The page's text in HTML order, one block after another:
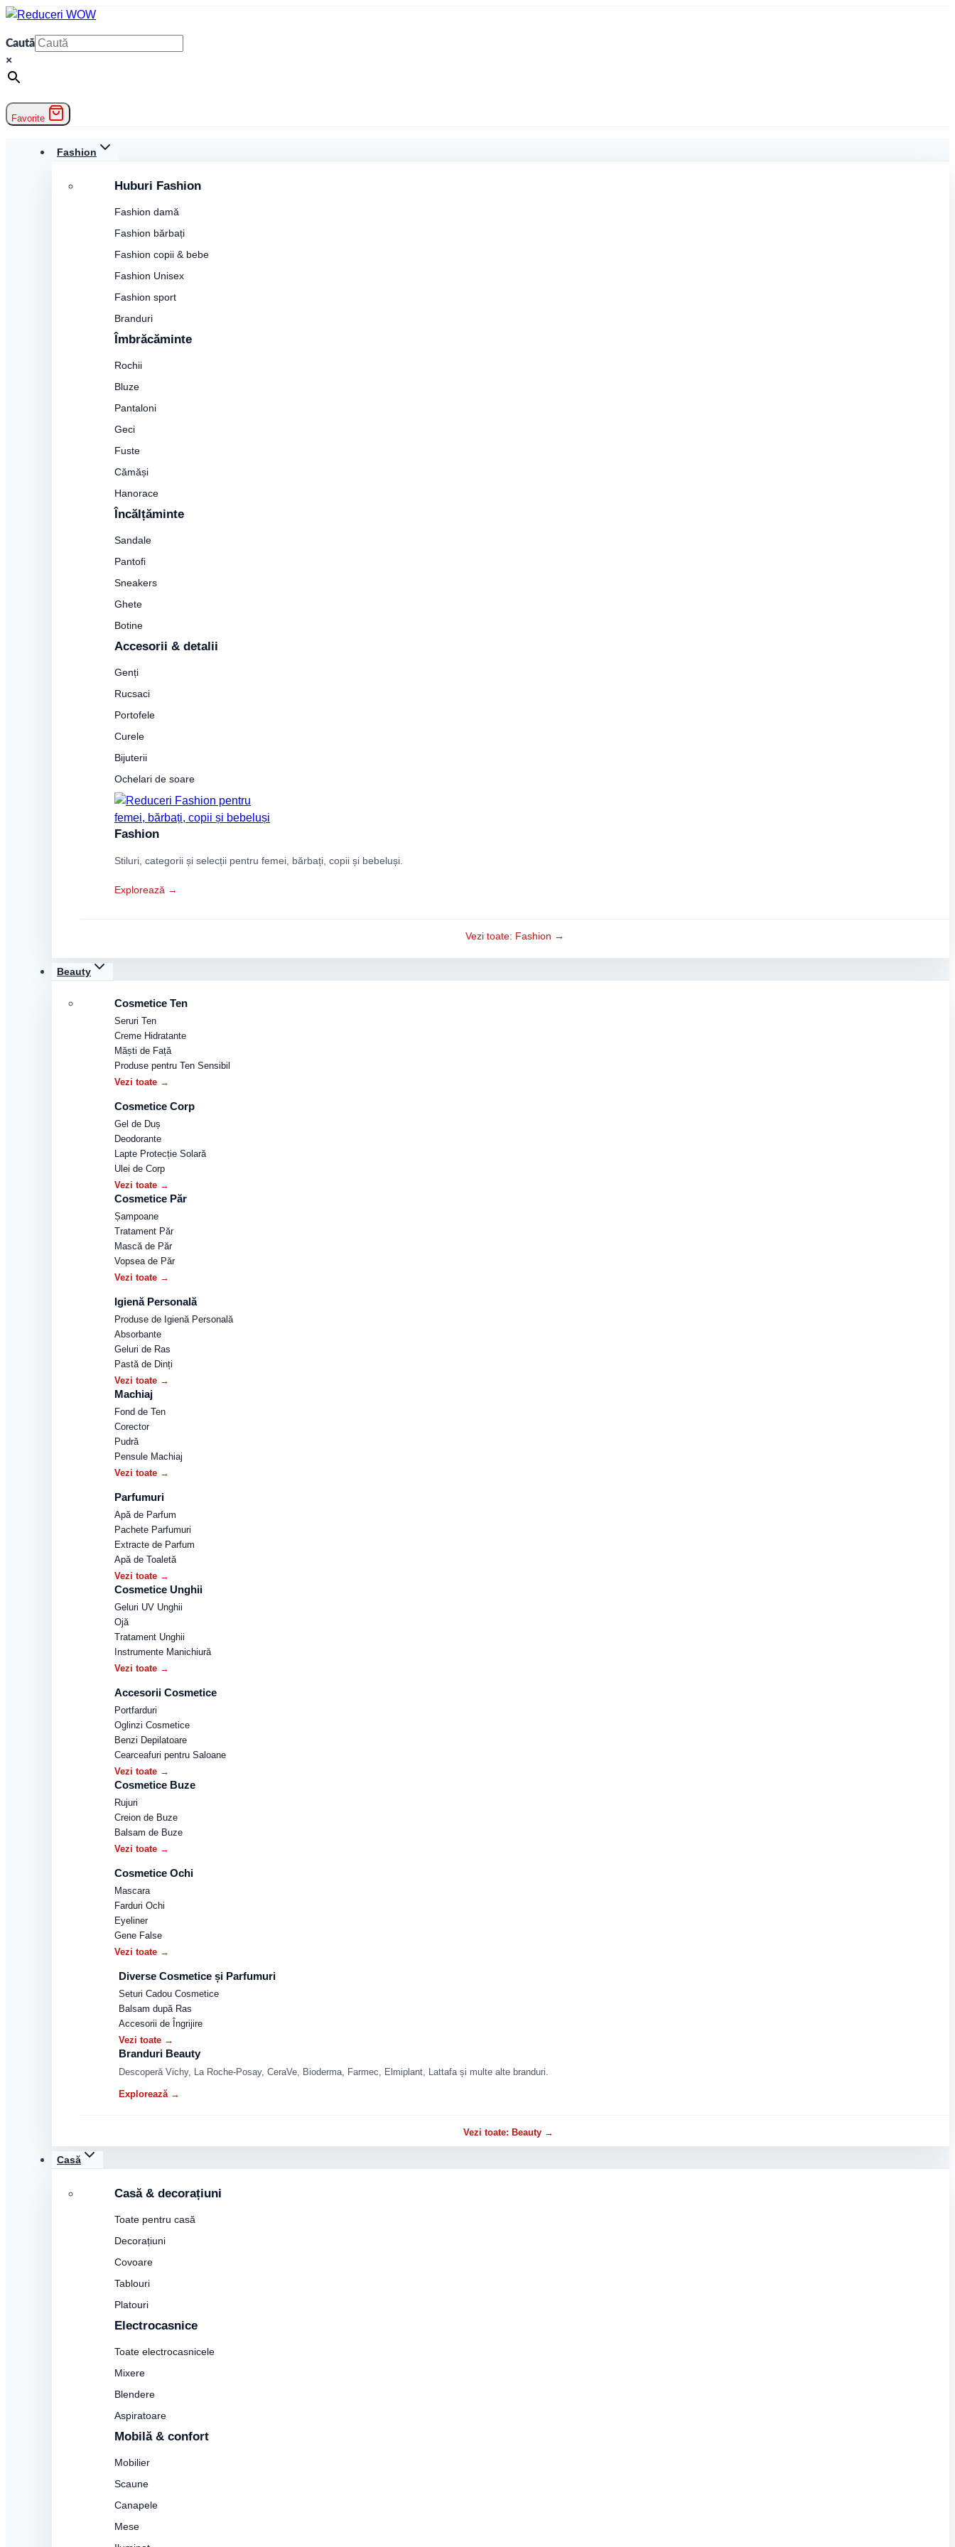
Skip
content
Caută
×
Favorite
Fashion
Huburi Fashion
Fashion damă
Fashion bărbați
Fashion copii & bebe
Fashion Unisex
Fashion sport
Branduri
Îmbrăcăminte
Rochii
Bluze
Pantaloni
Geci
Fuste
Cămăși
Hanorace
Încălțăminte
Sandale
Pantofi
Sneakers
Ghete
Botine
Accesorii & detalii
Genți
Rucsaci
Portofele
Curele
Bijuterii
Ochelari de soare
Fashion
Stiluri, categorii și selecții pentru femei, bărbați, copii și bebeluși.
Explorează →
Vezi toate: Fashion →
Beauty
Cosmetice Ten
Seruri Ten
Creme Hidratante
Măști de Față
Produse pentru Ten Sensibil
Vezi toate →
Cosmetice Corp
Gel de Duș
Deodorante
Lapte Protecție Solară
Ulei de Corp
Vezi toate →
Cosmetice Păr
Șampoane
Tratament Păr
Mască de Păr
Vopsea de Păr
Vezi toate →
Igienă Personală
Produse de Igienă Personală
Absorbante
Geluri de Ras
Pastă de Dinți
Vezi toate →
Machiaj
Fond de Ten
Corector
Pudră
Pensule Machiaj
Vezi toate →
Parfumuri
Apă de Parfum
Pachete Parfumuri
Extracte de Parfum
Apă de Toaletă
Vezi toate →
Cosmetice Unghii
Geluri UV Unghii
Ojă
Tratament Unghii
Instrumente Manichiură
Vezi toate →
Accesorii Cosmetice
Portfarduri
Oglinzi Cosmetice
Benzi Depilatoare
Cearceafuri pentru Saloane
Vezi toate →
Cosmetice Buze
Rujuri
Creion de Buze
Balsam de Buze
Vezi toate →
Cosmetice Ochi
Mascara
Farduri Ochi
Eyeliner
Gene False
Vezi toate →
Diverse Cosmetice și Parfumuri
Seturi Cadou Cosmetice
Balsam după Ras
Accesorii de Îngrijire
Vezi toate →
Branduri Beauty
Descoperă Vichy, La Roche-Posay, CeraVe, Bioderma, Farmec, Elmiplant, Lattafa și multe alte branduri.
Explorează →
Vezi toate: Beauty →
Casă
Casă & decorațiuni
Toate pentru casă
Decorațiuni
Covoare
Tablouri
Platouri
Electrocasnice
Toate electrocasnicele
Mixere
Blendere
Aspiratoare
Mobilă & confort
Mobilier
Scaune
Canapele
Mese